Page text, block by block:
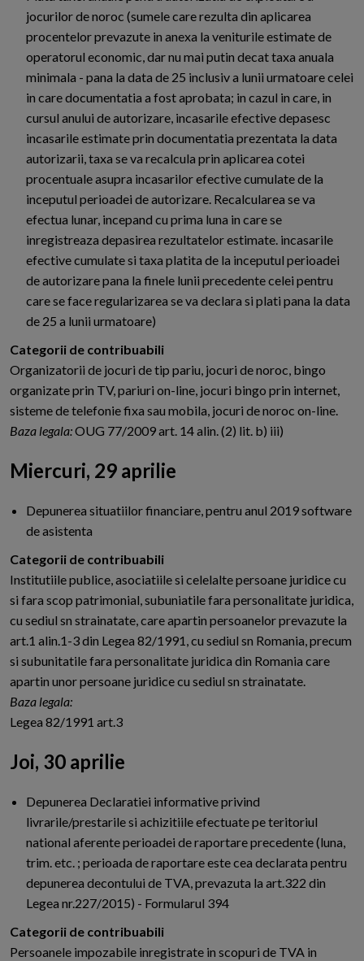
jocurilor de noroc (sumele care rezulta din aplicarea
procentelor prevazute in anexa la veniturile estimate de
operatorul economic, dar nu mai putin decat taxa anuala
minimala - pana la data de 25 inclusiv a lunii urmatoare celei
in care documentatia a fost aprobata; in cazul in care, in
cursul anului de autorizare, incasarile efective depasesc
incasarile estimate prin documentatia prezentata la data
autorizarii, taxa se va recalcula prin aplicarea cotei
procentuale asupra incasarilor efective cumulate de la
inceputul perioadei de autorizare. Recalcularea se va
efectua lunar, incepand cu prima luna in care se
inregistreaza depasirea rezultatelor estimate. incasarile
efective cumulate si taxa platita de la inceputul perioadei
de autorizare pana la finele lunii precedente celei pentru
care se face regularizarea se va declara si plati pana la data
de 25 a lunii urmatoare)
Categorii de contribuabili
Organizatorii de jocuri de tip pariu, jocuri de noroc, bingo
organizate prin TV, pariuri on-line, jocuri bingo prin internet,
sisteme de telefonie fixa sau mobila, jocuri de noroc on-line.
Baza legala:OUG 77/2009 art. 14 alin. (2) lit. b) iii)
Miercuri, 29 aprilie
Depunerea situatiilor financiare, pentru anul 2019 software
de asistenta
Categorii de contribuabili
Institutiile publice, asociatiile si celelalte persoane juridice cu
si fara scop patrimonial, subuniatile fara personalitate juridica,
cu sediul sn strainatate, care apartin persoanelor prevazute la
art.1 alin.1-3 din Legea 82/1991, cu sediul sn Romania, precum
si subunitatile fara personalitate juridica din Romania care
apartin unor persoane juridice cu sediul sn strainatate.
Baza legala:
Legea 82/1991 art.3
Joi, 30 aprilie
Depunerea Declaratiei informative privind
livrarile/prestarile si achizitiile efectuate pe teritoriul
national aferente perioadei de raportare precedente (luna,
trim. etc. ; perioada de raportare este cea declarata pentru
depunerea decontului de TVA, prevazuta la art.322 din
Legea nr.227/2015) - Formularul 394
Categorii de contribuabili
Persoanele impozabile inregistrate in scopuri de TVA in